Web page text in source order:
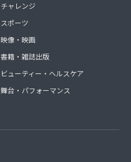
チャレンジ
スポーツ
映像・映画
書籍・雑誌出版
ビューティー・ヘルスケア
舞台・パフォーマンス